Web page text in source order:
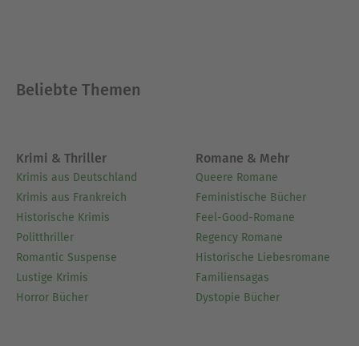
Beliebte Themen
Krimi & Thriller
Krimis aus Deutschland
Krimis aus Frankreich
Historische Krimis
Politthriller
Romantic Suspense
Lustige Krimis
Horror Bücher
Romane & Mehr
Queere Romane
Feministische Bücher
Feel-Good-Romane
Regency Romane
Historische Liebesromane
Familiensagas
Dystopie Bücher